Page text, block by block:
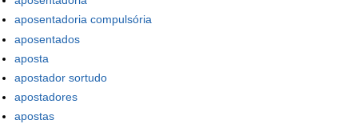
aposentadoria compulsória
aposentados
aposta
apostador sortudo
apostadores
apostas